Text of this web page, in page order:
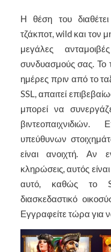
Η θέση του
τζάκποτ, wild και τον
μεγάλες
συνδυασμούς σας. Το
ημέρες πριν από το
SSL, απαιτεί
μπορεί να
βιντεοπαιχνιδιών.
υπεύθυνων
είναι ανοιχτή. Αν
κληρώσεις, αυτός
αυτό, καθώς το
διασκεδαστικό
Εγγραφείτε τώρα για